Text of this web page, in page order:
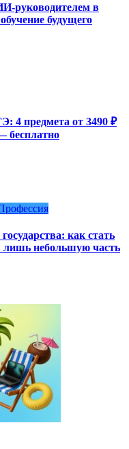
руководителем в
будущего
4 предмета от 3490 ₽
бесплатно
как стать
лишь небольшую часть